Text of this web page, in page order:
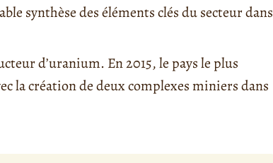
synthèse des éléments clés du secteur dans
d’uranium. En 2015, le pays le plus
la création de deux complexes miniers dans